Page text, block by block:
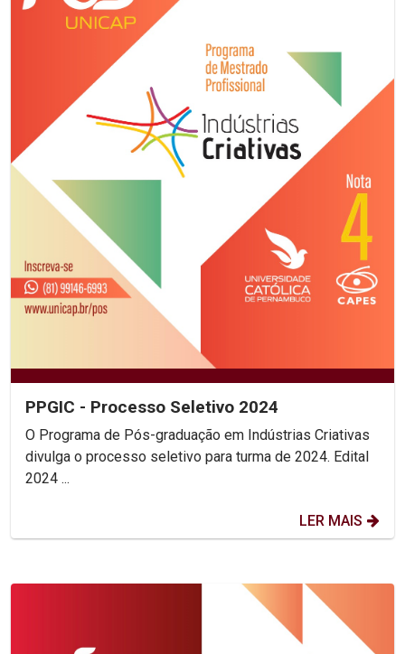
PPGIC - Processo Seletivo 2024
O Programa de Pós-graduação em Indústrias Criativas
divulga o processo seletivo para turma de 2024. Edital
2024 ...
LER MAIS